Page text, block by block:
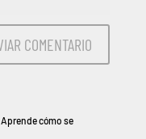
Aprende cómo se